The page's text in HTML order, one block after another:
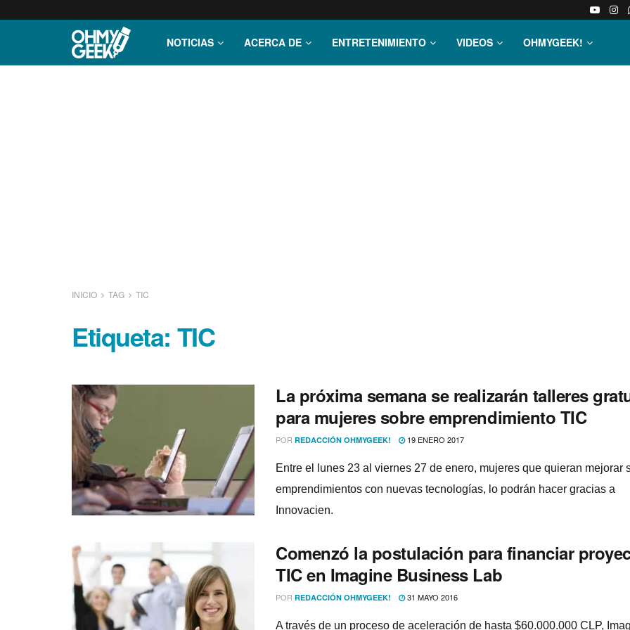
NOTICIAS ACERCA DE ENTRETENIMIENTO VIDEOS OHMYGEEK!
INICIO TAG TIC
Etiqueta: TIC
La próxima semana se realizarán talleres
para mujeres sobre emprendimiento TIC
POR REDACCIÓN OHMYGEEK! 19 ENERO 2017
Entre el lunes 23 al viernes 27 de enero, mujeres que quieran mejorar
emprendimientos con nuevas tecnologí­as, lo podrán hacer gracias a
Innovacien.
Comenzó la postulación para financiar
TIC en Imagine Business Lab
POR REDACCIÓN OHMYGEEK! 31 MAYO 2016
A través de un proceso de aceleración de hasta $60.000.000 CLP,